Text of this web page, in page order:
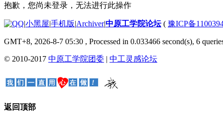
抱歉，您尚未登录，无法进行此操作
|小黑屋|手机版|Archiver|中原工学院论坛( 豫ICP备
GMT+8, 2026-8-7 05:30 , Processed in 0.033466 second(s), 6
© 2010-2017 中原工学院团委 | 中工灵感论坛
返回顶部